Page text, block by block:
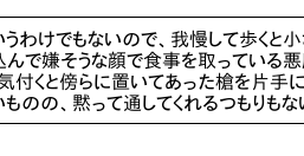
けでもないので、我慢して歩くと
で嫌そうな顔で食事を取っている悪
くと傍らに置いてあった槍を片手
の、黙って通してくれるつもりもな